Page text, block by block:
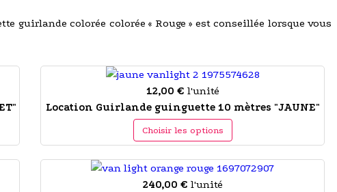
guirlande colorée colorée « Rouge » est conseillée lorsque vous
12,00 € l'unité
Location Guirlande guinguette 10 mètres "JAUNE"
Choisir les options
240,00 € l'unité